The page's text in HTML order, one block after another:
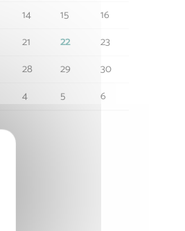
14 15
16
21 22
23
28 29
30
4 5 6